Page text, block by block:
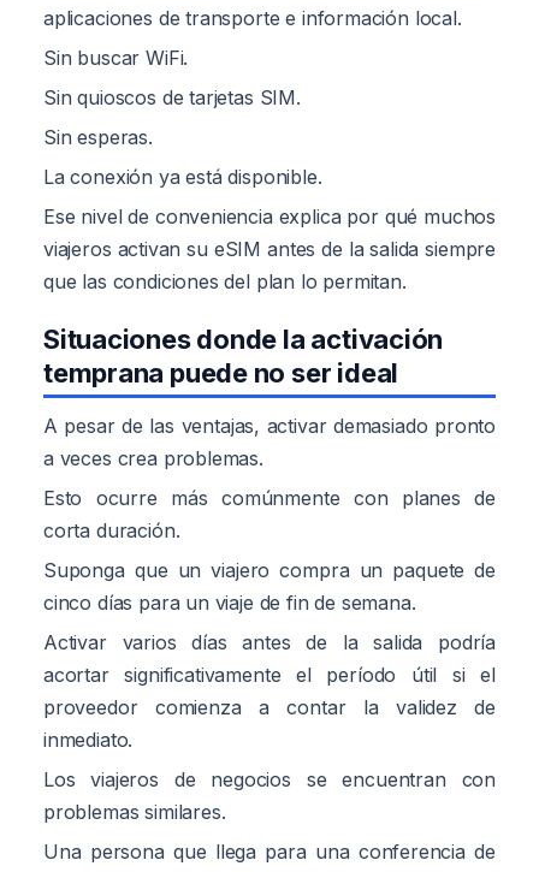
aplicaciones de transporte e información local.
Sin buscar WiFi.
Sin quioscos de tarjetas SIM.
Sin esperas.
La conexión ya está disponible.
Ese nivel de conveniencia explica por qué muchos
viajeros activan su eSIM antes de la salida siempre
que las condiciones del plan lo permitan.
Situaciones donde la activación
temprana puede no ser ideal
A pesar de las ventajas, activar demasiado pronto
a veces crea problemas.
Esto ocurre más comúnmente con planes de
corta duración.
Suponga que un viajero compra un paquete de
cinco días para un viaje de fin de semana.
Activar varios días antes de la salida podría
acortar significativamente el período útil si el
proveedor comienza a contar la validez de
inmediato.
Los viajeros de negocios se encuentran con
problemas similares.
Una persona que llega para una conferencia de